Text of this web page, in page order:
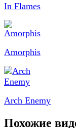
In Flames
Amorphis
Arch Enemy
Похожие